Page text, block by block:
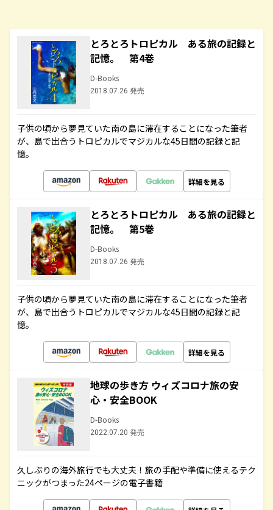
とろとろトロピカル ある旅の記録と
記憶。 第4巻
D-Books
2018.07.26 発売
子供の頃から夢見ていた南の島に滞在することになった筆者
が、島で出合うトロピカルでマジカルな45日間の記録と記
憶。
詳細を見る
とろとろトロピカル ある旅の記録と
記憶。 第5巻
D-Books
2018.07.26 発売
子供の頃から夢見ていた南の島に滞在することになった筆者
が、島で出合うトロピカルでマジカルな45日間の記録と記
憶。
詳細を見る
地球の歩き方 ウィズコロナ旅の安
心・安全BOOK
D-Books
2022.07.20 発売
久しぶりの海外旅行でも大丈夫！旅の手配や準備に使えるテク
ニックがつまった24ページの電子書籍